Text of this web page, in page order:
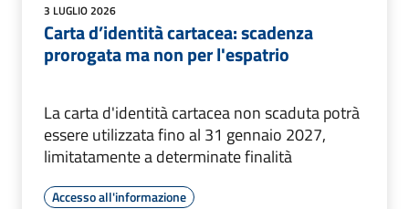
3 LUGLIO 2026
Carta d’identità cartacea: scadenza
prorogata ma non per l'espatrio
La carta d'identità cartacea non scaduta potrà
essere utilizzata fino al 31 gennaio 2027,
limitatamente a determinate finalità
Accesso all'informazione